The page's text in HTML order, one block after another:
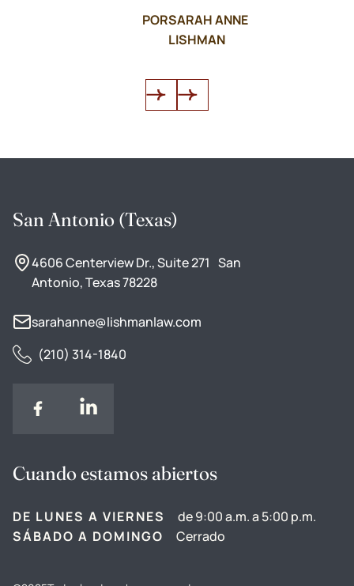
PORSARAH ANNE
LISHMAN
San Antonio (Texas)
4606 Centerview Dr., Suite 271 San
Antonio, Texas 78228
sarahanne@lishmanlaw.com
(210) 314-1840
Cuando estamos abiertos
DE LUNES A VIERNES
de 9:00 a.m. a 5:00 p.m.
SÁBADO A DOMINGO
Cerrado